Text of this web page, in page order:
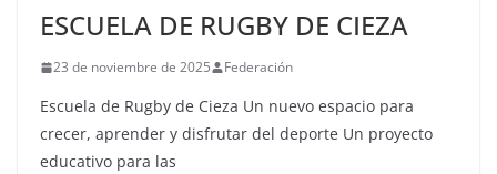
ESCUELA DE RUGBY DE CIEZA
23 de noviembre de 2025 Federación
Escuela de Rugby de Cieza Un nuevo espacio para
crecer, aprender y disfrutar del deporte Un proyecto
educativo para las